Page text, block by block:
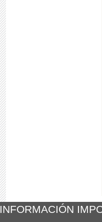
INFORMACIÓN